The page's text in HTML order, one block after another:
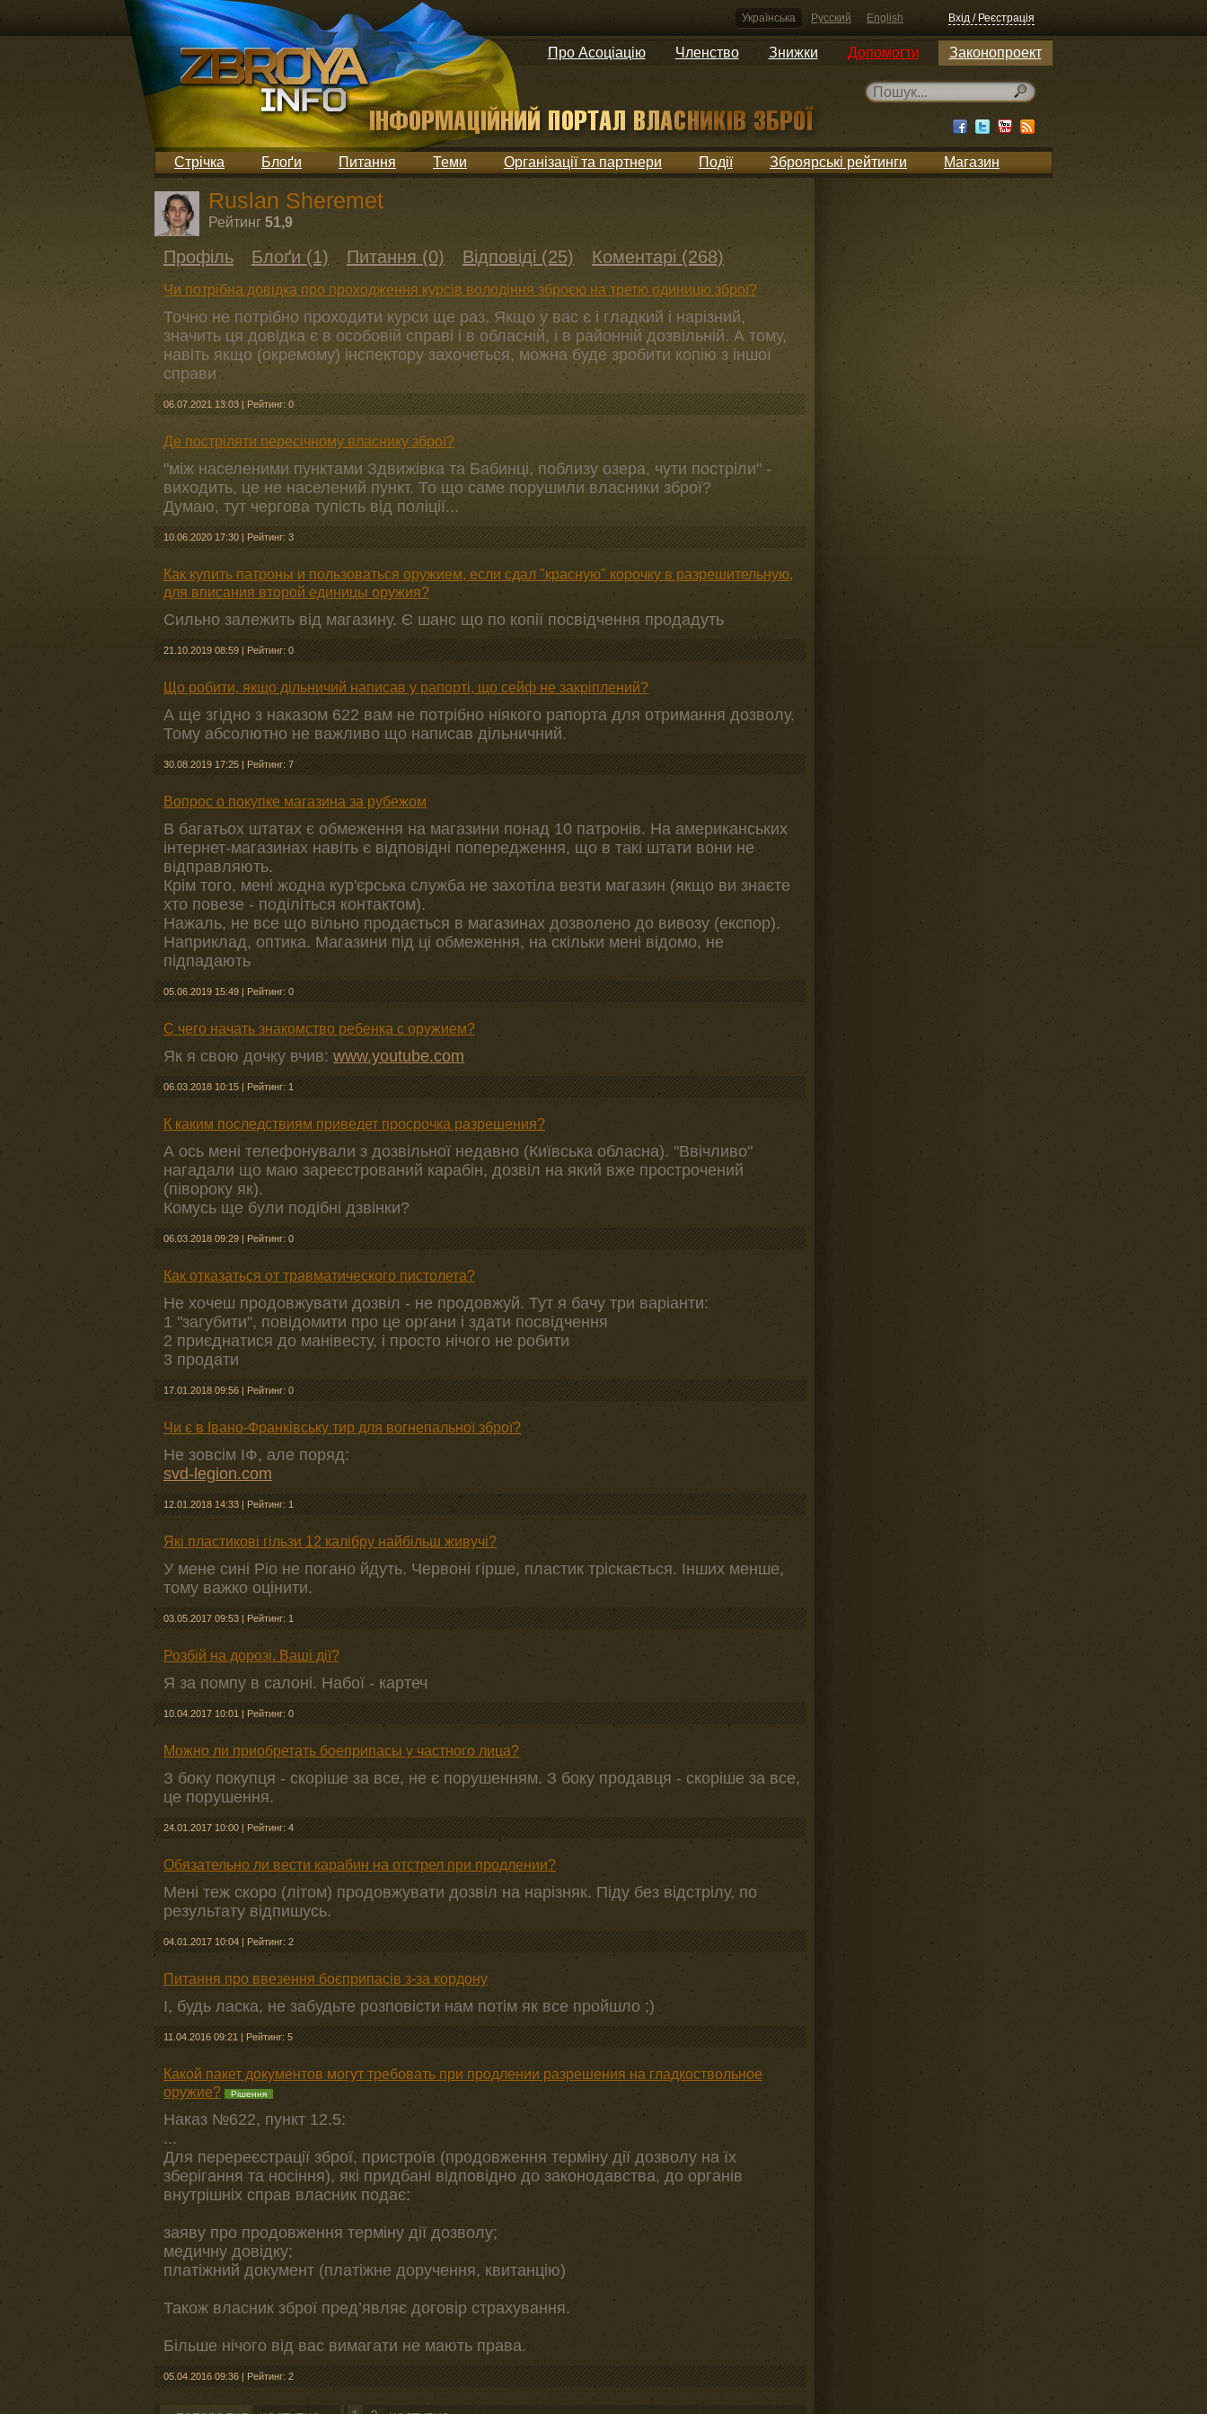
Українська Русский English Вхід / Реєстрація
Про Асоціацію Членство Знижки Допомогти Законопроект
Стрічка Блоґи Питання Теми Організації та партнери Події Зброярські рейтинги Магазин
Ruslan Sheremet
Рейтинг 51,9
Профіль Блоґи (1) Питання (0) Відповіді (25) Коментарі (268)
Чи потрібна довідка про проходження курсів володіння зброєю на третю одиницю зброї?
Точно не потрібно проходити курси ще раз. Якщо у вас є і гладкий і нарізний,
значить ця довідка є в особовій справі і в обласній, і в районній дозвільній. А тому,
навіть якщо (окремому) інспектору захочеться, можна буде зробити копію з іншої
справи
06.07.2021 13:03 | Рейтинг: 0
Де постріляти пересічному власнику зброї?
"між населеними пунктами Здвижівка та Бабинці, поблизу озера, чути постріли" -
виходить, це не населений пункт. То що саме порушили власники зброї?
Думаю, тут чергова тупість від поліції...
10.06.2020 17:30 | Рейтинг: 3
Как купить патроны и пользоваться оружием, если сдал "красную" корочку в разрешительную,
для вписания второй единицы оружия?
Сильно залежить від магазину. Є шанс що по копії посвідчення продадуть
21.10.2019 08:59 | Рейтинг: 0
Що робити, якщо дільничий написав у рапорті, що сейф не закріплений?
А ще згідно з наказом 622 вам не потрібно ніякого рапорта для отримання дозволу.
Тому абсолютно не важливо що написав дільничний.
30.08.2019 17:25 | Рейтинг: 7
Вопрос о покупке магазина за рубежом
В багатьох штатах є обмеження на магазини понад 10 патронів. На американських
інтернет-магазинах навіть є відповідні попередження, що в такі штати вони не
відправляють.
Крім того, мені жодна кур'єрська служба не захотіла везти магазин (якщо ви знаєте
хто повезе - поділіться контактом).
Нажаль, не все що вільно продається в магазинах дозволено до вивозу (експор).
Наприклад, оптика. Магазини під ці обмеження, на скільки мені відомо, не
підпадають
05.06.2019 15:49 | Рейтинг: 0
С чего начать знакомство ребенка с оружием?
Як я свою дочку вчив: www.youtube.com
06.03.2018 10:15 | Рейтинг: 1
К каким последствиям приведет просрочка разрешения?
А ось мені телефонували з дозвільної недавно (Київська обласна). "Ввічливо"
нагадали що маю зареєстрований карабін, дозвіл на який вже прострочений
(півороку як).
Комусь ще були подібні дзвінки?
06.03.2018 09:29 | Рейтинг: 0
Как отказаться от травматического пистолета?
Не хочеш продовжувати дозвіл - не продовжуй. Тут я бачу три варіанти:
1 "загубити", повідомити про це органи і здати посвідчення
2 приєднатися до манівесту, і просто нічого не робити
3 продати
17.01.2018 09:56 | Рейтинг: 0
Чи є в Івано-Франківську тир для вогнепальної зброї?
Не зовсім ІФ, але поряд:
svd-legion.com
12.01.2018 14:33 | Рейтинг: 1
Які пластикові гільзи 12 калібру найбільш живучі?
У мене сині Ріо не погано йдуть. Червоні гірше, пластик тріскається. Інших менше,
тому важко оцінити.
03.05.2017 09:53 | Рейтинг: 1
Розбій на дорозі. Ваші дії?
Я за помпу в салоні. Набої - картеч
10.04.2017 10:01 | Рейтинг: 0
Можно ли приобретать боеприпасы у частного лица?
З боку покупця - скоріше за все, не є порушенням. З боку продавця - скоріше за все,
це порушення.
24.01.2017 10:00 | Рейтинг: 4
Обязательно ли вести карабин на отстрел при продлении?
Мені теж скоро (літом) продовжувати дозвіл на нарізняк. Піду без відстрілу, по
результату відпишусь.
04.01.2017 10:04 | Рейтинг: 2
Питання про ввезення боєприпасів з-за кордону
І, будь ласка, не забудьте розповісти нам потім як все пройшло ;)
11.04.2016 09:21 | Рейтинг: 5
Какой пакет документов могут требовать при продлении разрешения на гладкоствольное
оружие?
Рішення
Наказ №622, пункт 12.5:
...
Для перереєстрації зброї, пристроїв (продовження терміну дії дозволу на їх
зберігання та носіння), які придбані відповідно до законодавства, до органів
внутрішніх справ власник подає:
заяву про продовження терміну дії дозволу;
медичну довідку;
платіжний документ (платіжне доручення, квитанцію)
Також власник зброї пред’являє договір страхування.
Більше нічого від вас вимагати не мають права.
05.04.2016 09:36 | Рейтинг: 2